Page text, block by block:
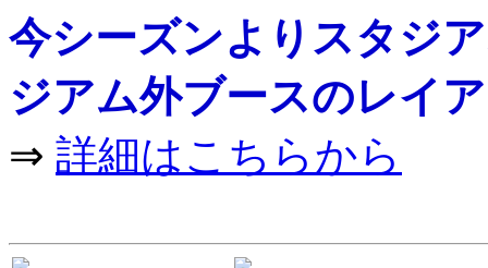
今シーズンよりスタジ
ジアム外ブースのレイ
⇒ 詳細はこちらから